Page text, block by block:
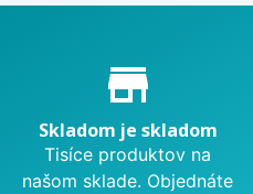
Proč nakupovat u nás?
store_mall_directory
Skladom je skladom
Tisíce produktov na
našom sklade. Objednáte